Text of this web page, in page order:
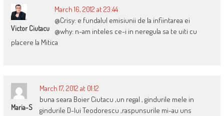
Victor Ciutacu
March 16, 2012 at 23:44
@Crisy: e fundalul emisiunii de la infiintarea ei
@why: n-am inteles ce-i in neregula sa te uiti cu
placere la Mitica
Maria-S
March 17, 2012 at 01:12
buna seara Boier Ciutacu ,un regal , gindurile mele in
gindurile D-lui Teodorescu ,raspunsurile mi-au uns